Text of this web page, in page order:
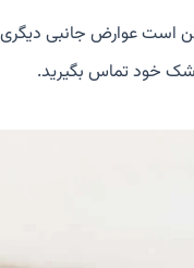
است عوارض جانبی دیگری
خود تماس بگیرید.